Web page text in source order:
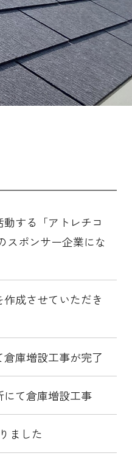
する「アトレチコ
スポンサー企業にな
作成させていただき
倉庫増設工事が完了
にて倉庫増設工事
ました